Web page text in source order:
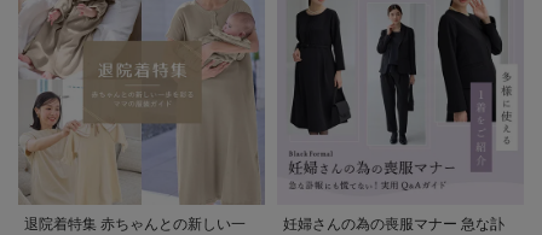
退院着特集 赤ちゃんとの新しい一
妊婦さんの為の喪服マナー 急な訃